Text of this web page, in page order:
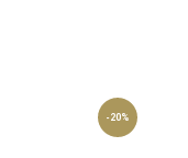
-20%